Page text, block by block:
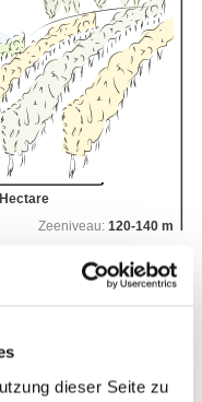
dieser Seite zu
Zeeniveau: 120-140 m